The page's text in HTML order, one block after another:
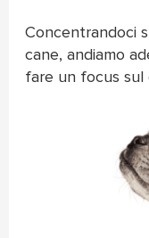
Concentrandoci
cane, andiamo
fare un focus sul